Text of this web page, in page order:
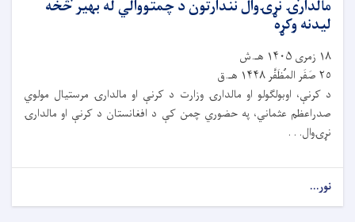
مالدارۍ نړۍوال نندارتون د چمتووالي له بهیر څخه
لیدنه وکړه
١٨ زمری ۱۴۰۵ هـ.ش
٢٥ صَفَر المُظَفَّر ۱۴۴۸ هـ.ق
د کرنې، اوبولګولو او مالدارۍ وزارت د کرنې او مالدارۍ مرستیال مولوي
صدراعظم عثماني، په حضوري چمن کې د افغانستان د کرنې او مالدارۍ
نړۍوال. . .
نور...